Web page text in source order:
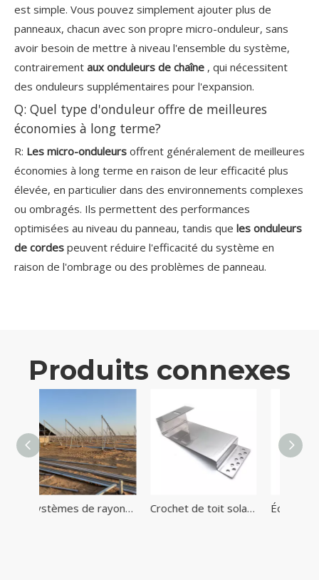
est simple. Vous pouvez simplement ajouter plus de
panneaux, chacun avec son propre micro-onduleur, sans
avoir besoin de mettre à niveau l'ensemble du système,
contrairement aux onduleurs de chaîne , qui nécessitent
des onduleurs supplémentaires pour l'expansion.
Q: Quel type d'onduleur offre de meilleures
économies à long terme?
R: Les micro-onduleurs offrent généralement de meilleures
économies à long terme en raison de leur efficacité plus
élevée, en particulier dans des environnements complexes
ou ombragés. Ils permettent des performances
optimisées au niveau du panneau, tandis que les onduleurs
de cordes peuvent réduire l'efficacité du système en
raison de l'ombrage ou des problèmes de panneau.
Produits connexes
Crochet de toit solaire en acier inoxydable pour système de montage de toit solaire